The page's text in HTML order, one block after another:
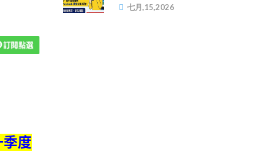
度
七月,15,2026